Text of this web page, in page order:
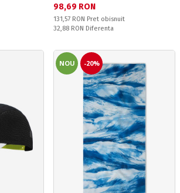
Текуща цена:
98,69 RON
Pret obisnuit:
131,57 RON Pret obisnuit
Спестявате:
32,88 RON Diferenta
NOU -20%